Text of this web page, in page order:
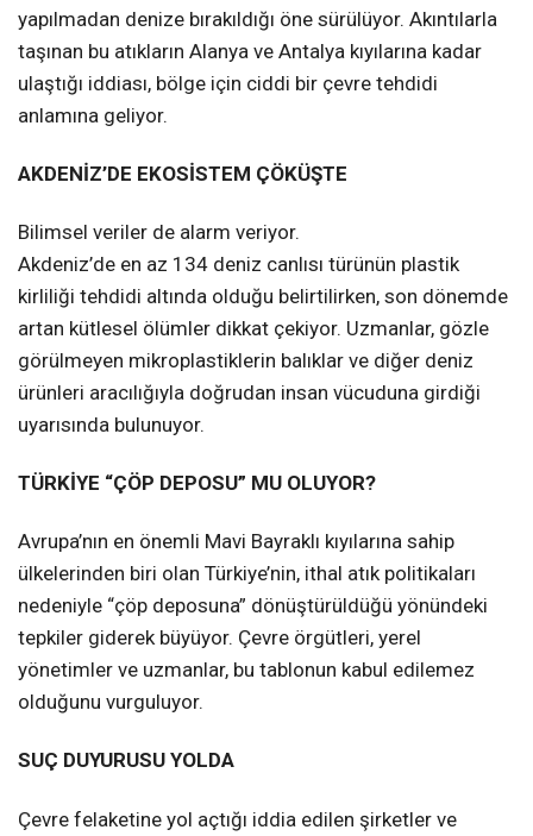
yapılmadan denize bırakıldığı öne sürülüyor. Akıntılarla
taşınan bu atıkların Alanya ve Antalya kıyılarına kadar
ulaştığı iddiası, bölge için ciddi bir çevre tehdidi
anlamına geliyor.
AKDENİZ’DE EKOSİSTEM ÇÖKÜŞTE
Bilimsel veriler de alarm veriyor.
Akdeniz’de en az 134 deniz canlısı türünün plastik
kirliliği tehdidi altında olduğu belirtilirken, son dönemde
artan kütlesel ölümler dikkat çekiyor. Uzmanlar, gözle
görülmeyen mikroplastiklerin balıklar ve diğer deniz
ürünleri aracılığıyla doğrudan insan vücuduna girdiği
uyarısında bulunuyor.
TÜRKİYE “ÇÖP DEPOSU” MU OLUYOR?
Avrupa’nın en önemli Mavi Bayraklı kıyılarına sahip
ülkelerinden biri olan Türkiye’nin, ithal atık politikaları
nedeniyle “çöp deposuna” dönüştürüldüğü yönündeki
tepkiler giderek büyüyor. Çevre örgütleri, yerel
yönetimler ve uzmanlar, bu tablonun kabul edilemez
olduğunu vurguluyor.
SUÇ DUYURUSU YOLDA
Çevre felaketine yol açtığı iddia edilen şirketler ve